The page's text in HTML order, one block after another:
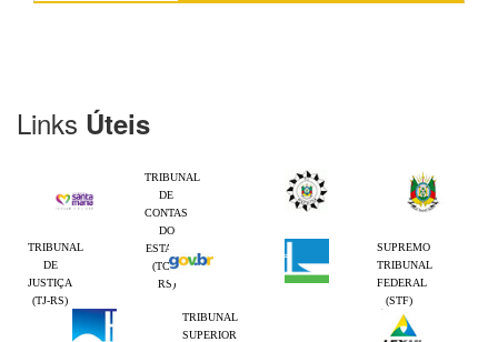
Links Úteis
TRIBUNAL
DE
CONTAS
DO
ESTADO
(TCE-
RS)
TRIBUNAL
DE
JUSTIÇA
(TJ-RS)
SUPREMO
TRIBUNAL
FEDERAL
(STF)
TRIBUNAL
SUPERIOR